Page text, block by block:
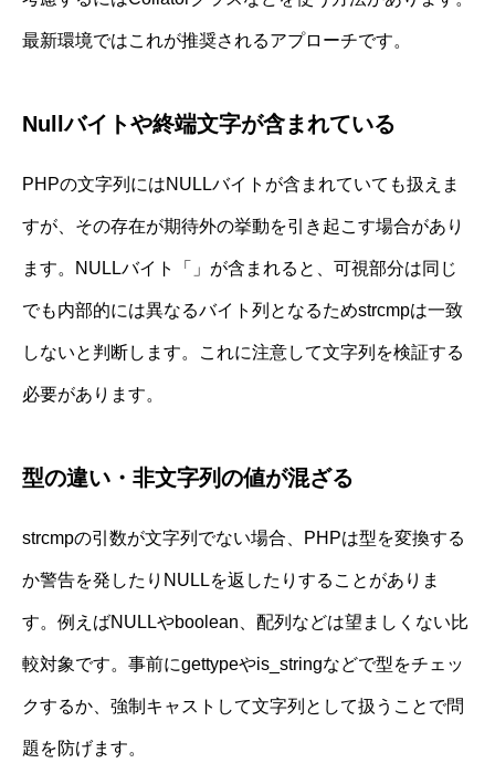
最新環境ではこれが推奨されるアプローチです。
Nullバイトや終端文字が含まれている
PHPの文字列にはNULLバイトが含まれていても扱えま
すが、その存在が期待外の挙動を引き起こす場合があり
ます。NULLバイト「」が含まれると、可視部分は同じ
でも内部的には異なるバイト列となるためstrcmpは一致
しないと判断します。これに注意して文字列を検証する
必要があります。
型の違い・非文字列の値が混ざる
strcmpの引数が文字列でない場合、PHPは型を変換する
か警告を発したりNULLを返したりすることがありま
す。例えばNULLやboolean、配列などは望ましくない比
較対象です。事前にgettypeやis_stringなどで型をチェッ
クするか、強制キャストして文字列として扱うことで問
題を防げます。